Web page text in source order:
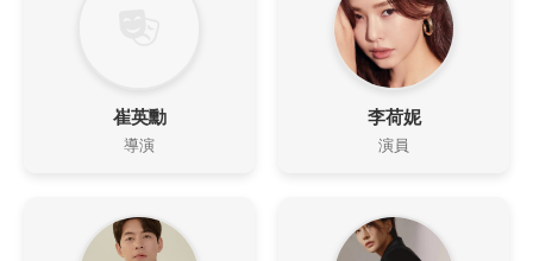
崔英勳
導演
李荷妮
演員